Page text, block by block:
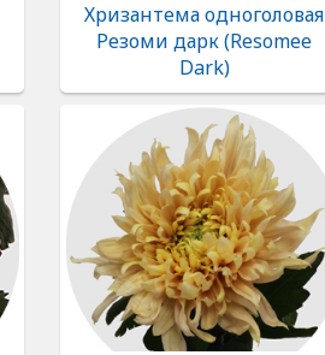
Хризантема одноголовая
Резоми дарк (Resomee
Dark)